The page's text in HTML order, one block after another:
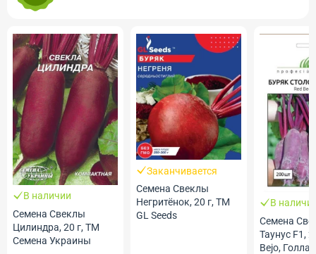
В наличии
Семена Свеклы
Цилиндра, 20 г, ТМ
Семена Украины
Заканчивается
Семена Свеклы
Негритёнок, 20 г, ТМ
GL Seeds
В
Семена
Таунус F1,
Bejo,